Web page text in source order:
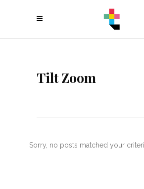
Tilt Zoom
Sorry, no posts matched your